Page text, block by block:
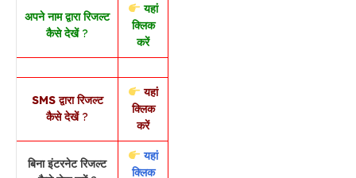
अपने नाम द्वारा रिजल्ट
कैसे देखें?
यहां
क्लिक
करें
SMS द्वारा रिजल्ट
कैसे देखें?
यहां
क्लिक
करें
बिना इंटरनेट रिजल्ट
यहां
क्लिक